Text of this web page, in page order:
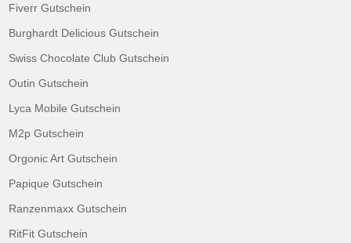
Fiverr Gutschein
Burghardt Delicious Gutschein
Swiss Chocolate Club Gutschein
Outin Gutschein
Lyca Mobile Gutschein
M2p Gutschein
Orgonic Art Gutschein
Papique Gutschein
Ranzenmaxx Gutschein
RitFit Gutschein